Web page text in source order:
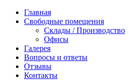
Главная
Свободные помещения
Склады / Производство
Офисы
Галерея
Вопросы и ответы
Отзывы
Контакты